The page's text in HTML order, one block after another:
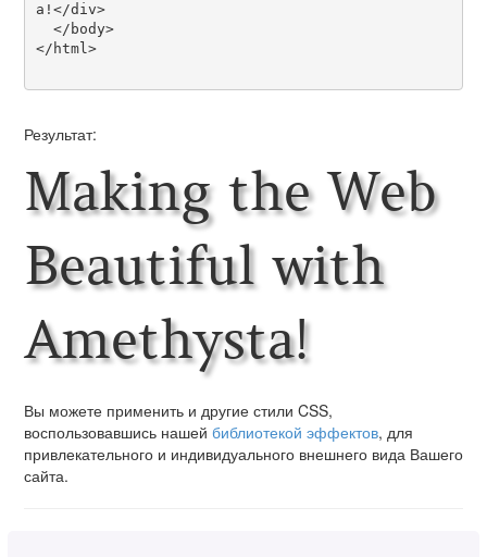
a!</div>
</html>
Результат:
Making the Web
Beautiful with
Amethysta!
Вы можете применить и другие стили CSS,
воспользовавшись нашей библиотекой эффектов, для
привлекательного и индивидуального внешнего вида Вашего
сайта.